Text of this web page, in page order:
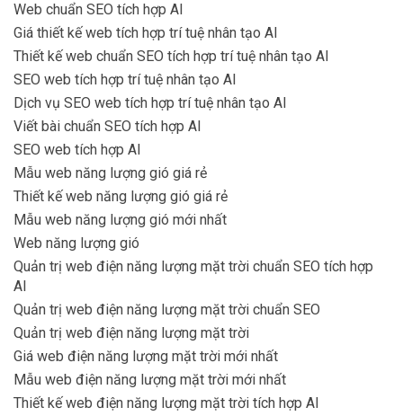
Web chuẩn SEO tích hợp AI
Giá thiết kế web tích hợp trí tuệ nhân tạo AI
Thiết kế web chuẩn SEO tích hợp trí tuệ nhân tạo AI
SEO web tích hợp trí tuệ nhân tạo AI
Dịch vụ SEO web tích hợp trí tuệ nhân tạo AI
Viết bài chuẩn SEO tích hợp AI
SEO web tích hợp AI
Mẫu web năng lượng gió giá rẻ
Thiết kế web năng lượng gió giá rẻ
Mẫu web năng lượng gió mới nhất
Web năng lượng gió
Quản trị web điện năng lượng mặt trời chuẩn SEO tích hợp
AI
Quản trị web điện năng lượng mặt trời chuẩn SEO
Quản trị web điện năng lượng mặt trời
Giá web điện năng lượng mặt trời mới nhất
Mẫu web điện năng lượng mặt trời mới nhất
Thiết kế web điện năng lượng mặt trời tích hợp AI